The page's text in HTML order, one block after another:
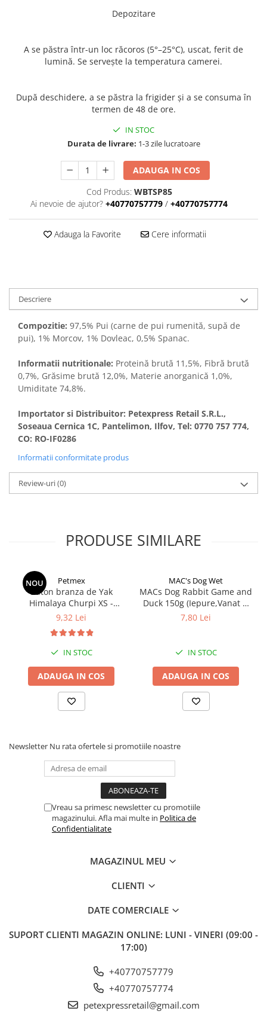
Depozitare
A se păstra într-un loc răcoros (5°–25°C), uscat, ferit de
lumină. Se servește la temperatura camerei.
După deschidere, a se păstra la frigider și a se consuma în
termen de 48 de ore.
IN STOC
Durata de livrare: 1-3 zile lucratoare
ADAUGA IN COS
Cod Produs: WBTSP85
Ai nevoie de ajutor? +40770757779 / +40770757774
Adauga la Favorite Cere informatii
Descriere
Compozitie: 97,5% Pui (carne de pui rumenită, supă de
pui), 1% Morcov, 1% Dovleac, 0,5% Spanac.
Informatii nutritionale: Proteină brută 11,5%, Fibră brută
0,7%, Grăsime brută 12,0%, Materie anorganică 1,0%,
Umiditate 74,8%.
Importator si Distribuitor: Petexpress Retail S.R.L.,
Soseaua Cernica 1C, Pantelimon, Ilfov, Tel: 0770 757 774,
CO: RO-IF0286
Informatii conformitate produs
Review-uri(0)
PRODUSE SIMILARE
NOU Petmex
Baton branza de Yak
Himalaya Churpi XS -
recompensa caini
9,32 Lei
IN STOC
ADAUGA IN COS
MAC's Dog Wet
MACs Dog Rabbit Game and
Duck 150g (Iepure,Vanat si
Rata)
7,80 Lei
IN STOC
ADAUGA IN COS
Newsletter Nu rata ofertele si promotiile noastre
Vreau sa primesc newsletter cu promotiile
magazinului. Afla mai multe in Politica de
Confidentialitate
MAGAZINUL MEU
CLIENTI
DATE COMERCIALE
SUPORT CLIENTI MAGAZIN ONLINE: LUNI - VINERI (09:00 -
17:00)
+40770757779
+40770757774
petexpressretail@gmail.com